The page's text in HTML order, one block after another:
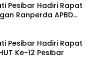
Pesibar Hadiri Rapat
Ranperda APBD
Pesibar Hadiri Rapat
Ke-12 Pesibar